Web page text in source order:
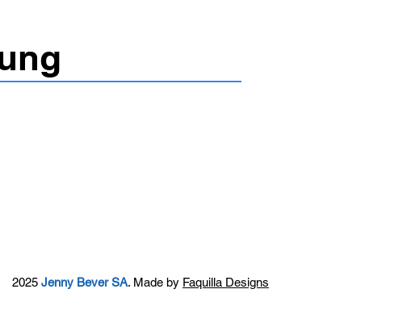
2025 Jenny Bever SA. Made by Faquilla Designs